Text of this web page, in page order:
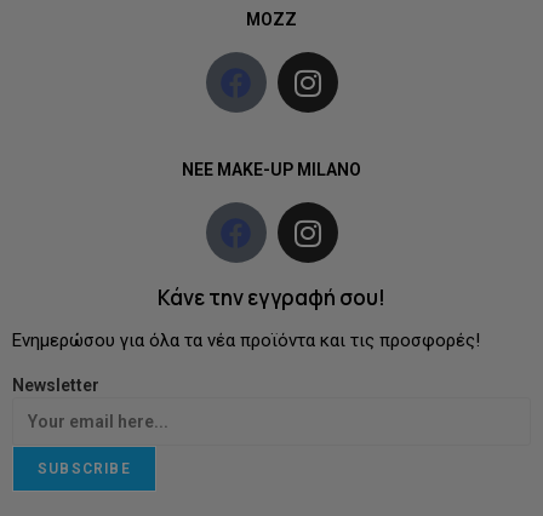
MOZZ
NEE MAKE-UP MILANO
Κάνε την εγγραφή σου!
Ενημερώσου για όλα τα νέα προϊόντα και τις προσφορές!
Newsletter
SUBSCRIBE